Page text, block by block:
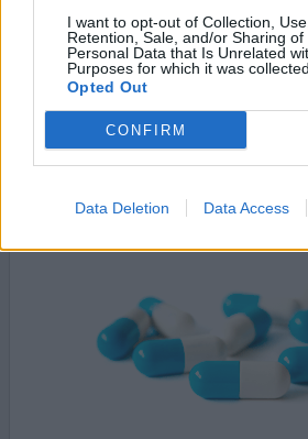
I want to opt-out of Collection, Use,
Retention, Sale, and/or Sharing of
Personal Data that Is Unrelated
Purposes for which it was collected.
Opted Out
CONFIRM
Data Deletion Data Access
Controleer nu zelf de
uw medicijnen op interacties,
Kijk hier voor informatie